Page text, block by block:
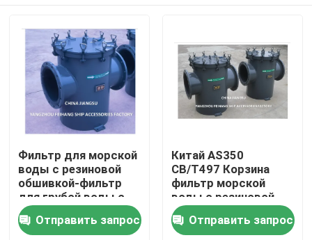
Продукция
О Компании
Фильтр для морской
воды с резиновой
обшивкой-фильтр
для грубой воды с
резиновой обшивкой
для системы
Отправить запрос
Китай AS350
CB/T497 Корзина
фильтр морской
воды с резиновой
подкладкой
Поставщик - Feihang
Отправить запрос